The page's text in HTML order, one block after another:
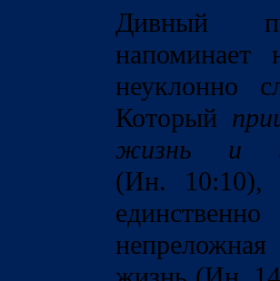
Дивный
напоминает
неуклонно
Который
жизнь и
(Ин. 10:10),